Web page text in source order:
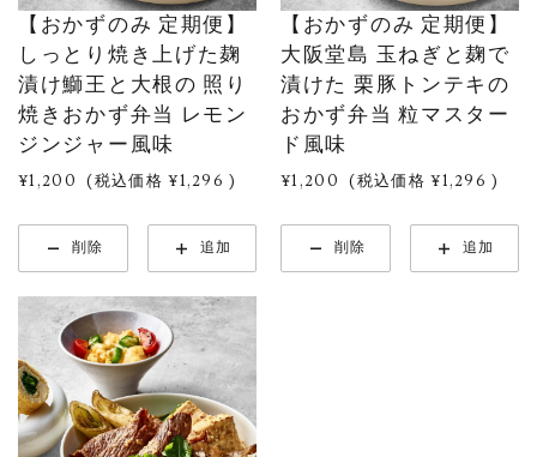
【おかずのみ 定期便】
しっとり焼き上げた麹
漬け鰤王と大根の 照り
焼きおかず弁当 レモン
ジンジャー風味
¥1,200 (税込価格 ¥1,296 )
削除 追加
【おかずのみ 定期便】
大阪堂島 玉ねぎと麹で
漬けた 栗豚トンテキの
おかず弁当 粒マスター
ド風味
¥1,200 (税込価格 ¥1,296 )
削除 追加